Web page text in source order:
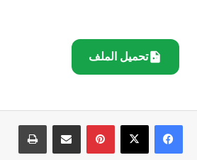
تحميل الملف
فيسبوك ‫X بينتيريستمشاركة عبر البريد طباعة